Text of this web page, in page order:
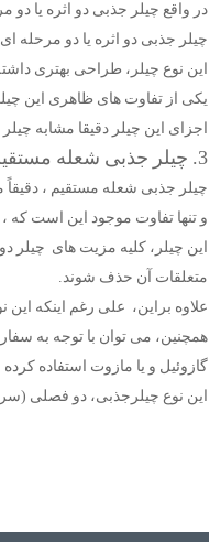
در واقع چیلر جذبی دو اثره یا
چیلر جذبی دو اثره یا دو مرحله
این نوع چیلر، طراحی بهتری
یکی از تفاوت های ظاهری این
اجزای این چیلر دقیقا مشابه
3. چیلر جذبی شعله مستقیم (Direct Fire Chiller)
چیلر جذبی شعله مستقیم ،
و تنها تفاوت موجود این است که
این چیلر، کلیه مزیت های چیلر
متعلقات آن حذف شوند.
علاوه براین، علی رغم اینکه
همچنین، می توان با توجه به
گازوئیل و یا مازوت استفاده
این نوع چیلرجذبی، دو فصلی